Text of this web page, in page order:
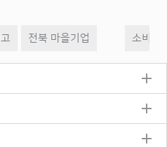
시
지
음
전북 마을기업 소비자